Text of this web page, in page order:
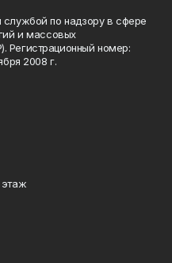
по надзору в сфере
и массовых
номер:
2008 г.
этаж